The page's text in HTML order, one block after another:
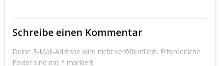
Schreibe einen Kommentar
Deine E-Mail-Adresse wird nicht veröffentlicht. Erforderliche
Felder sind mit * markiert